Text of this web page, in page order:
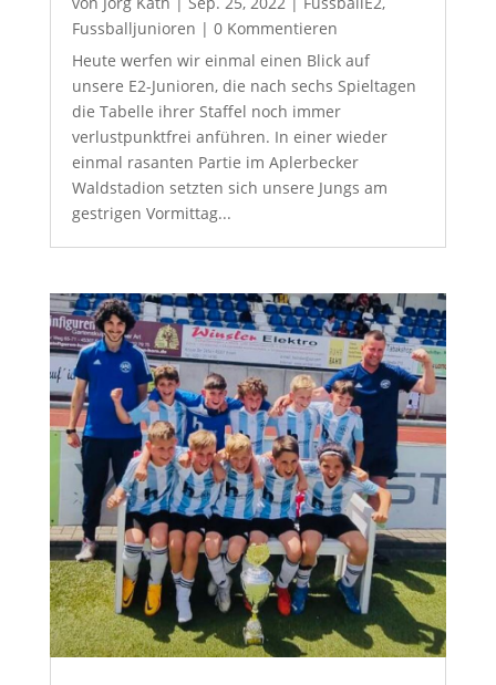
Fussballjunioren | 0 Kommentieren
Heute werfen wir einmal einen Blick auf
unsere E2-Junioren, die nach sechs Spieltagen
die Tabelle ihrer Staffel noch immer
verlustpunktfrei anführen. In einer wieder
einmal rasanten Partie im Aplerbecker
Waldstadion setzten sich unsere Jungs am
gestrigen Vormittag...